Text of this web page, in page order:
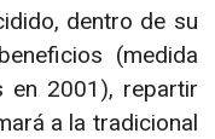
dentro de su
(medida
en 2001), repartir
a la tradicional